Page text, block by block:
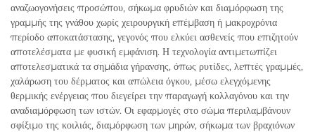
αναζωογονήσεις προσώπου, σήκωμα φρυδιών και διαμόρφωση της
γραμμής της γνάθου χωρίς χειρουργική επέμβαση ή μακροχρόνια
περίοδο αποκατάστασης, γεγονός που ελκύει ασθενείς που επιζητούν
αποτελέσματα με φυσική εμφάνιση. Η τεχνολογία αντιμετωπίζει
αποτελεσματικά τα σημάδια γήρανσης, όπως ρυτίδες, λεπτές γραμμές,
χαλάρωση του δέρματος και απώλεια όγκου, μέσω ελεγχόμενης
θερμικής ενέργειας που διεγείρει την παραγωγή κολλαγόνου και την
αναδιαμόρφωση των ιστών. Οι εφαρμογές στο σώμα περιλαμβάνουν
σφίξιμο της κοιλιάς, διαμόρφωση των μηρών, σήκωμα των βραχιόνων